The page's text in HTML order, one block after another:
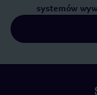
systemów